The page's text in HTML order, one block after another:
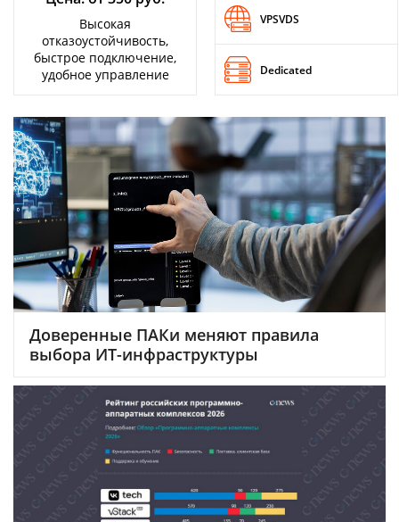
Аналитика
Конференции
Техника
ТВ
Об
издании
Реклама
Вакансии
Контакты
Max
Telegram
Дзен
Rutube
Высокая
отказоустойчивость,
быстрое подключение,
удобное управление
VPSVDS
Dedicated
Доверенные ПАКи меняют правила
выбора ИТ-инфраструктуры